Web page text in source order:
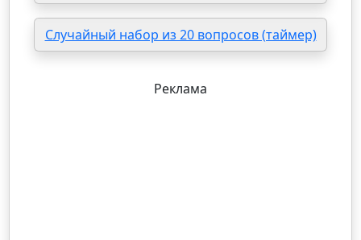
Случайный набор из 20 вопросов (таймер)
Реклама